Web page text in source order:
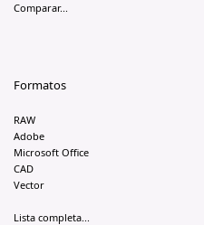
Comparar...
Formatos
RAW
Adobe
Microsoft Office
CAD
Vector
Lista completa...